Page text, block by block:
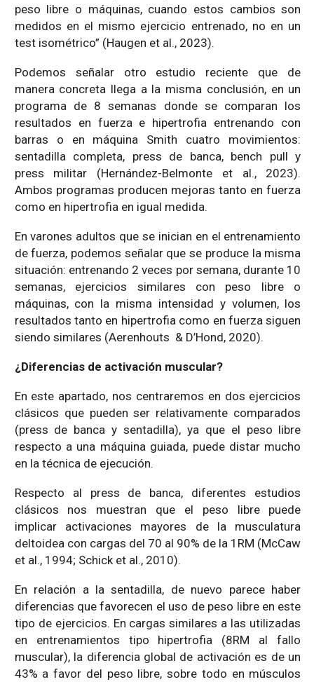
peso libre o máquinas, cuando estos cambios son
medidos en el mismo ejercicio entrenado, no en un
test isométrico” (Haugen et al., 2023).
Podemos señalar otro estudio reciente que de
manera concreta llega a la misma conclusión, en un
programa de 8 semanas donde se comparan los
resultados en fuerza e hipertrofia entrenando con
barras o en máquina Smith cuatro movimientos:
sentadilla completa, press de banca, bench pull y
press militar (Hernández-Belmonte et al., 2023).
Ambos programas producen mejoras tanto en fuerza
como en hipertrofia en igual medida.
En varones adultos que se inician en el entrenamiento
de fuerza, podemos señalar que se produce la misma
situación: entrenando 2 veces por semana, durante 10
semanas, ejercicios similares con peso libre o
máquinas, con la misma intensidad y volumen, los
resultados tanto en hipertrofia como en fuerza siguen
siendo similares (Aerenhouts & D’Hond, 2020).
¿Diferencias de activación muscular?
En este apartado, nos centraremos en dos ejercicios
clásicos que pueden ser relativamente comparados
(press de banca y sentadilla), ya que el peso libre
respecto a una máquina guiada, puede distar mucho
en la técnica de ejecución.
Respecto al press de banca, diferentes estudios
clásicos nos muestran que el peso libre puede
implicar activaciones mayores de la musculatura
deltoidea con cargas del 70 al 90% de la 1RM (McCaw
et al., 1994; Schick et al., 2010).
En relación a la sentadilla, de nuevo parece haber
diferencias que favorecen el uso de peso libre en este
tipo de ejercicios. En cargas similares a las utilizadas
en entrenamientos tipo hipertrofia (8RM al fallo
muscular), la diferencia global de activación es de un
43% a favor del peso libre, sobre todo en músculos